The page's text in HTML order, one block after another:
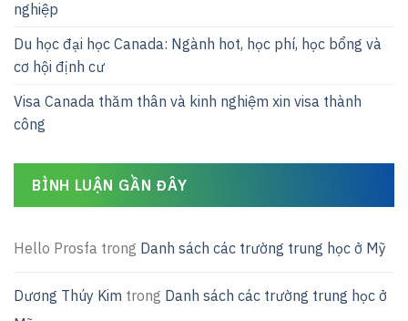
nghiệp
Du học đại học Canada: Ngành hot, học phí, học bổng và
cơ hội định cư
Visa Canada thăm thân và kinh nghiệm xin visa thành
công
BÌNH LUẬN GẦN ĐÂY
Hello Prosfa trong Danh sách các trường trung học ở Mỹ
Dương Thúy Kim trong Danh sách các trường trung học ở